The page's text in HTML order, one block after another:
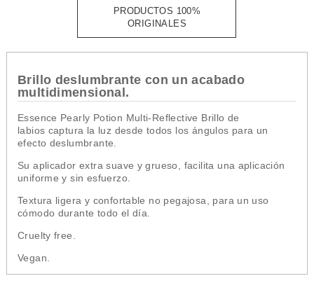
PRODUCTOS 100%
ORIGINALES
Brillo deslumbrante con un acabado
multidimensional.
Essence Pearly Potion Multi-Reflective Brillo de
labios captura la luz desde todos los ángulos para un
efecto deslumbrante.
Su aplicador extra suave y grueso, facilita una aplicación
uniforme y sin esfuerzo.
Textura ligera y confortable no pegajosa, para un uso
cómodo durante todo el día.
Cruelty free.
Vegan.